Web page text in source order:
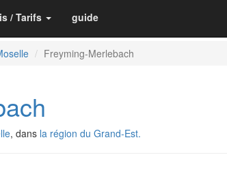
/ Tarifs guide
Freyming-Merlebach
, dans la région du Grand-Est.